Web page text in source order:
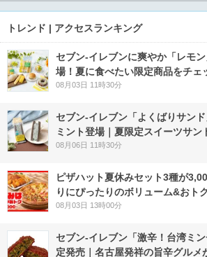
トレンド | アクセスランキング
セブン‐イレブンに爽やか「レモ
場！夏に食べたい限定商品をチェ
08月03日 11時30分
セブン‐イレブン「よくばりサン
ミント登場｜夏限定スイーツサン
08月06日 11時30分
ピザハット夏休みセット3種が
りにぴったりのボリューム&おト
08月03日 13時00分
セブン-イレブン「激辛！台湾ミ
定発売｜名古屋発祥の旨辛グルメ